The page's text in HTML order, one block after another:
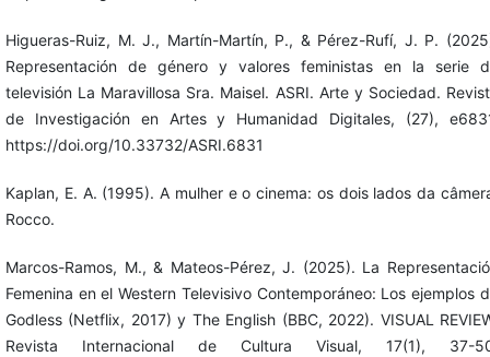
Higueras-Ruiz, M. J., Martín-Martín, P., & Pérez-Rufí, J. P.
Representación de género y valores feministas en la serie
televisión La Maravillosa Sra. Maisel. ASRI. Arte y Sociedad.
de Investigación en Artes y Humanidad Digitales, (27),
https://doi.org/10.33732/ASRI.6831
Kaplan, E. A. (1995). A mulher e o cinema: os dois lados da
Rocco.
Marcos-Ramos, M., & Mateos-Pérez, J. (2025). La
Femenina en el Western Televisivo Contemporáneo: Los ejemplos
Godless (Netflix, 2017) y The English (BBC, 2022). VISUAL
Revista Internacional de Cultura Visual, 17(1), 37-